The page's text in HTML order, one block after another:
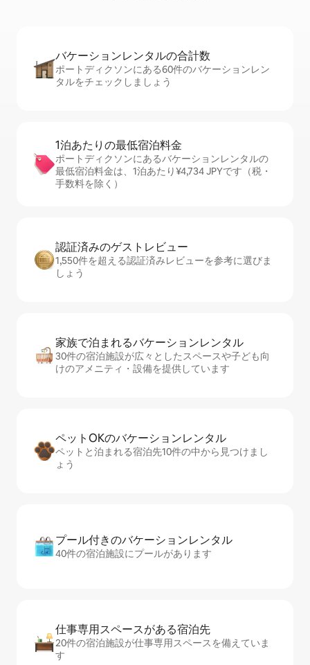
バケーションレ⁠ン⁠タ⁠ル⁠の合⁠計⁠数
ポートディクソンにある60件のバケーションレン
タルをチェックしましょう
1泊あたりの最⁠低⁠宿⁠泊⁠料⁠金
ポートディクソンにあるバケーションレンタルの
最低宿泊料金は、1泊あたり¥4,734 JPYです（税・
手数料を除く）
認証済みのゲ⁠ス⁠ト⁠レ⁠ビ⁠ュ⁠ー
1,550件を超える認証済みレビューを参考に選びま
しょう
家族で泊まれるバ⁠ケ⁠ー⁠シ⁠ョ⁠ンレ⁠ン⁠タ⁠ル
30件の宿泊施設が広々としたスペースや子ども向
けのアメニティ・設備を提供しています
ペットOKのバ⁠ケ⁠ー⁠シ⁠ョ⁠ンレ⁠ン⁠タ⁠ル
ペットと泊まれる宿泊先10件の中から見つけまし
ょう
プール付きのバ⁠ケ⁠ー⁠シ⁠ョ⁠ンレ⁠ン⁠タ⁠ル
40件の宿泊施設にプールがあります
仕事専用ス⁠ペ⁠ー⁠スがあ⁠る宿⁠泊⁠先
20件の宿泊施設が仕事専用スペースを備えていま
す